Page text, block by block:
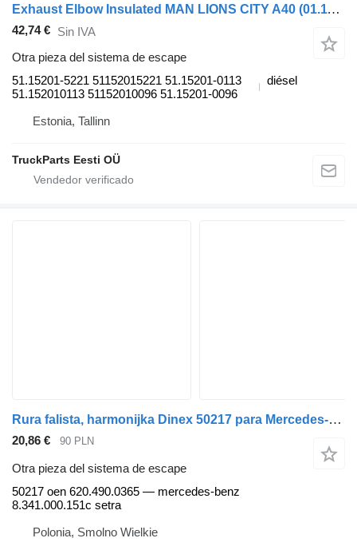
Exhaust Elbow Insulated MAN LIONS CITY A40 (01.11-) 51.15201-5221 para MAN Lion's bus (1991-) autobús
42,74 € Sin IVA
Otra pieza del sistema de escape
51.15201-5221 51152015221 51.15201-0113
51.152010113 51152010096 51.15201-0096
diésel
Estonia, Tallinn
TruckParts Eesti OÜ
Rura falista, harmonijka Dinex 50217 para Mercedes-Benz cabeza tractora
20,86 € 90 PLN
Otra pieza del sistema de escape
50217 oen 620.490.0365 — mercedes-benz
8.341.000.151c setra
Polonia, Smolno Wielkie